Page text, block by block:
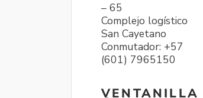
– 65
Complejo logístico
San Cayetano
Conmutador: +57
(601) 7965150
VENTANILLA